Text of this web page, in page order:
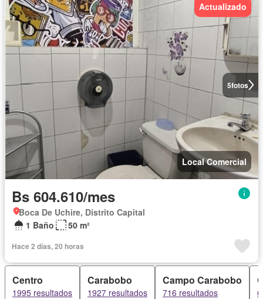
5fotos
Actualizado
Local Comercial
Bs 604.610/mes
Boca De Uchire, Distrito Capital
1 Baño
50 m²
Hace 2 días, 20 horas
Centro
1995 resultados
Carabobo
1927 resultados
Campo Carabobo
716 resultados